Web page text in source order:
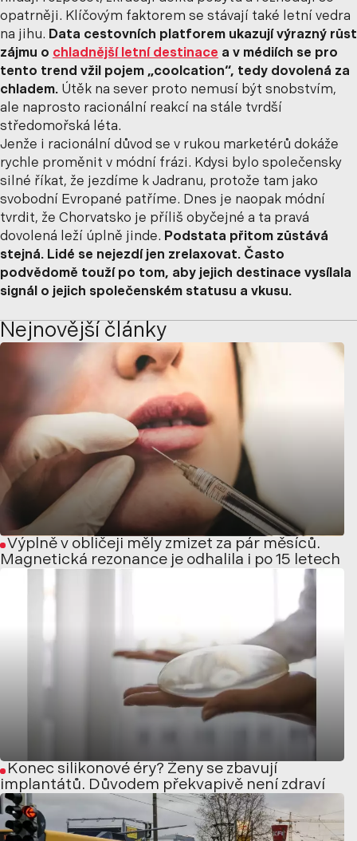
opatrněji. Klíčovým faktorem se stávají také letní vedra
na jihu. Data cestovních platforem ukazují výrazný růst
zájmu o chladnější letní destinace a v médiích se pro
tento trend vžil pojem „coolcation“, tedy dovolená za
chladem. Útěk na sever proto nemusí být snobstvím,
ale naprosto racionální reakcí na stále tvrdší
středomořská léta.
Jenže i racionální důvod se v rukou marketérů dokáže
rychle proměnit v módní frázi. Kdysi bylo společensky
silné říkat, že jezdíme k Jadranu, protože tam jako
svobodní Evropané patříme. Dnes je naopak módní
tvrdit, že Chorvatsko je příliš obyčejné a ta pravá
dovolená leží úplně jinde. Podstata přitom zůstává
stejná. Lidé se nejezdí jen zrelaxovat. Často
podvědomě touží po tom, aby jejich destinace vysílala
signál o jejich společenském statusu a vkusu.
Nejnovější články
Výplně v obličeji měly zmizet za pár měsíců.
Magnetická rezonance je odhalila i po 15 letech
Konec silikonové éry? Ženy se zbavují
implantátů. Důvodem překvapivě není zdraví